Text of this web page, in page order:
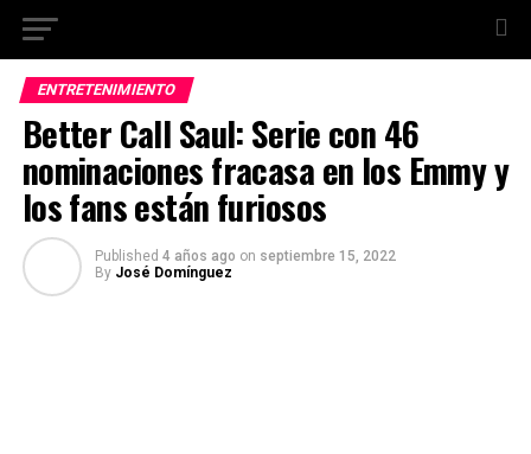
ENTRETENIMIENTO
Better Call Saul: Serie con 46
nominaciones fracasa en los Emmy y
los fans están furiosos
Published 4 años ago on septiembre 15, 2022
By José Domínguez